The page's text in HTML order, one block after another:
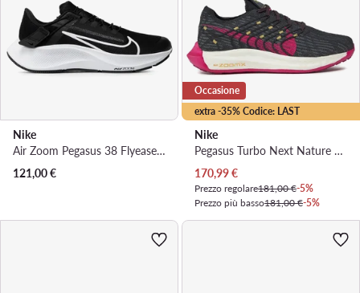
Nike
Air Zoom Pegasus 38 Flyease DA6698 001 · Scarpe running
121,00€
extra -35% Codice: LAST
Occasione
Nike
Pegasus Turbo Next Nature DM3414 008 · Scarpe running
Prezzo attuale
170,99€
Prezzo regolare181,00 €-5%
Prezzo più basso181,00 €-5%